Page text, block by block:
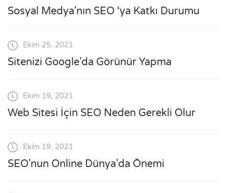
Sosyal Medya'nın SEO ‘ya Katkı Durumu
Ekim 25, 2021
Sitenizi Google'da Görünür Yapma
Ekim 19, 2021
Web Sitesi İçin SEO Neden Gerekli Olur
Ekim 19, 2021
SEO'nun Online Dünya'da Önemi